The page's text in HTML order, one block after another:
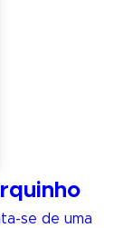
se de uma